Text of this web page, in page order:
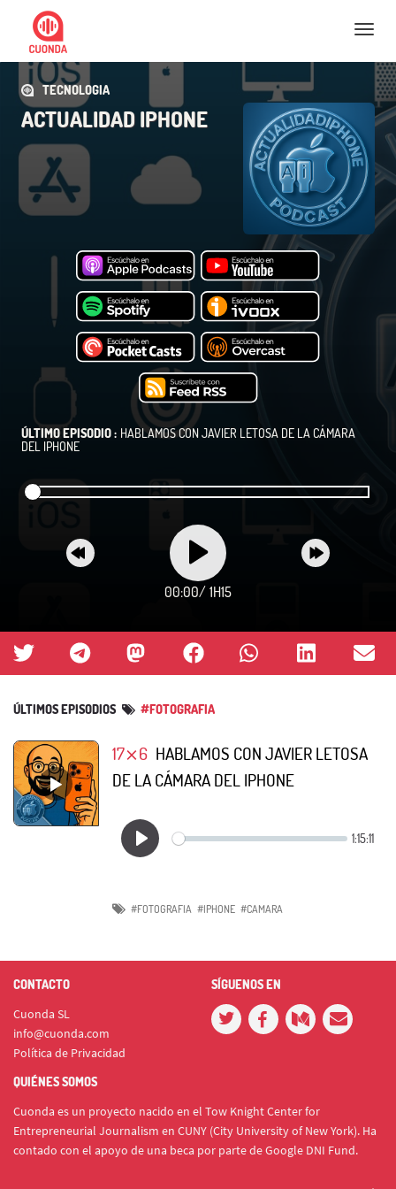
Nav
TECNOLOGIA
ACTUALIDAD IPHONE
ÚLTIMO EPISODIO : HABLAMOS CON JAVIER LETOSA DE LA CÁMARA
DEL IPHONE
00:00/ 1H15
ÚLTIMOS EPISODIOS #FOTOGRAFIA
17⨯6 HABLAMOS CON JAVIER LETOSA
DE LA CÁMARA DEL IPHONE
#FOTOGRAFIA #IPHONE #CAMARA
CONTACTO
Cuonda SL
info@cuonda.com
Política de Privacidad
SÍGUENOS EN
QUIÉNES SOMOS
Cuonda es un proyecto nacido en el Tow Knight Center for
Entrepreneurial Journalism en CUNY (City University of New York). Ha
contado con el apoyo de una beca por parte de Google DNI Fund.